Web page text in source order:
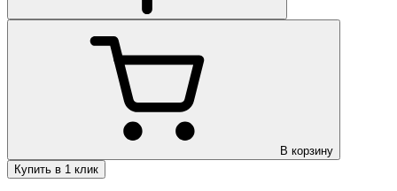
В корзину
Купить в 1 клик